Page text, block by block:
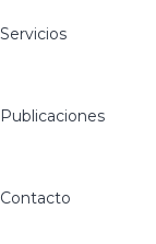
Servicios
Publicaciones
Contacto